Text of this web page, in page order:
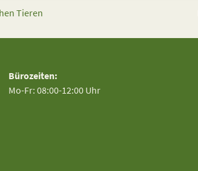
Tieren
Bürozeiten:
Mo-Fr: 08:00-12:00 Uhr